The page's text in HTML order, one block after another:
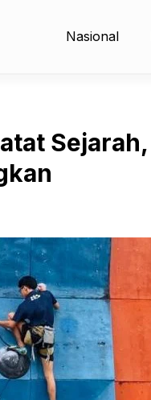
Nasional